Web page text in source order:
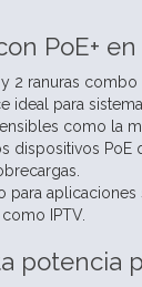
PoE+
2 ranuras combo
ideal para
como la
dispositivos
aplicaciones
IPTV.
potencia